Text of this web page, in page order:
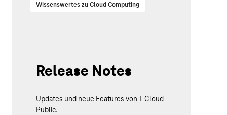
Wissenswertes zu Cloud Computing
Release Notes
Updates und neue Features von T Cloud
Public.